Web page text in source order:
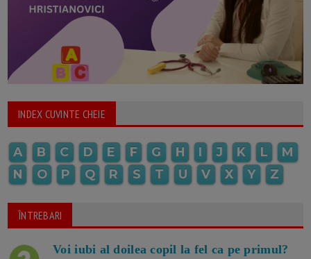
INDEX CUVINTE CHEIE
A B C D E F G H I J K L
M
N
O P Q R S T U V X Y Z
ÎNTREBARI
Voi iubi al doilea copil la fel ca pe primul?